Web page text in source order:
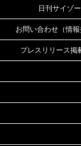
日刊サイゾ
お問い合わせ（情報
プレスリリース掲